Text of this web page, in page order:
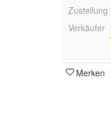
Zustellung
Verkäufer
Merken